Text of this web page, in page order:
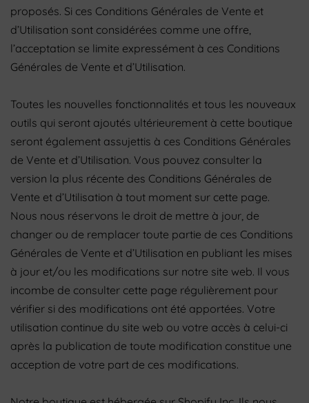
proposés. Si ces Conditions Générales de Vente et
d’Utilisation sont considérées comme une offre,
l’acceptation se limite expressément à ces Conditions
Générales de Vente et d’Utilisation.
Toutes les nouvelles fonctionnalités et tous les nouveaux
outils qui seront ajoutés ultérieurement à cette boutique
seront également assujettis à ces Conditions Générales
de Vente et d’Utilisation. Vous pouvez consulter la
version la plus récente des Conditions Générales de
Vente et d’Utilisation à tout moment sur cette page.
Nous nous réservons le droit de mettre à jour, de
changer ou de remplacer toute partie de ces Conditions
Générales de Vente et d’Utilisation en publiant les mises
à jour et/ou les modifications sur notre site web. Il vous
incombe de consulter cette page régulièrement pour
vérifier si des modifications ont été apportées. Votre
utilisation continue du site web ou votre accès à celui-ci
après la publication de toute modification constitue une
acception de votre part de ces modifications.